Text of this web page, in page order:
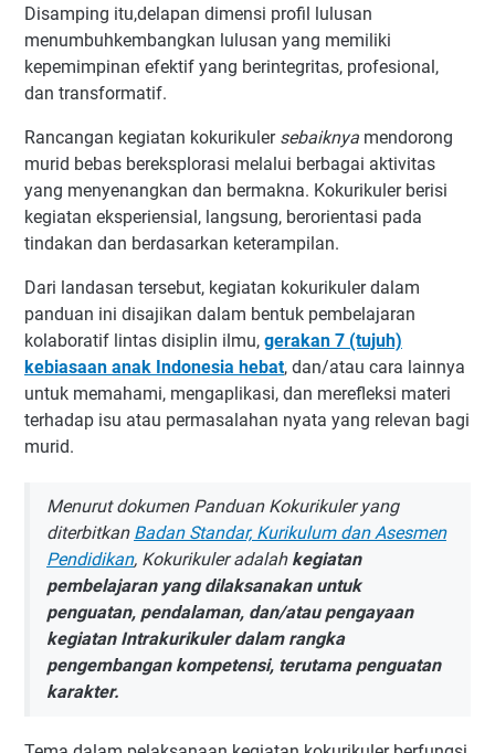
Disamping itu,delapan dimensi profil lulusan
menumbuhkembangkan lulusan yang memiliki
kepemimpinan efektif yang berintegritas, profesional,
dan transformatif.
Rancangan kegiatan kokurikuler sebaiknya mendorong
murid bebas bereksplorasi melalui berbagai aktivitas
yang menyenangkan dan bermakna. Kokurikuler berisi
kegiatan eksperiensial, langsung, berorientasi pada
tindakan dan berdasarkan keterampilan.
Dari landasan tersebut, kegiatan kokurikuler dalam
panduan ini disajikan dalam bentuk pembelajaran
kolaboratif lintas disiplin ilmu, gerakan 7 (tujuh)
kebiasaan anak Indonesia hebat, dan/atau cara lainnya
untuk memahami, mengaplikasi, dan merefleksi materi
terhadap isu atau permasalahan nyata yang relevan bagi
murid.
Menurut dokumen Panduan Kokurikuler yang
diterbitkan Badan Standar, Kurikulum dan Asesmen
Pendidikan, Kokurikuler adalah kegiatan
pembelajaran yang dilaksanakan untuk
penguatan, pendalaman, dan/atau pengayaan
kegiatan Intrakurikuler dalam rangka
pengembangan kompetensi, terutama penguatan
karakter.